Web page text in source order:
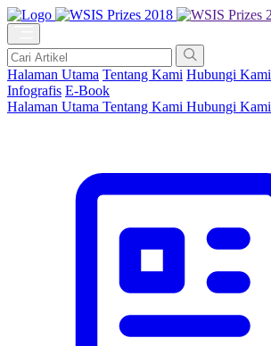
Halaman Utama Tentang Kami Hubungi Kami
Infografis E-Book
Halaman Utama Tentang Kami Hubungi Kami